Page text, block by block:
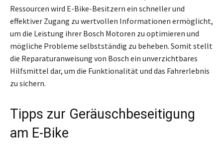
Ressourcen wird E-Bike-Besitzern ein schneller und
effektiver Zugang zu wertvollen Informationen ermöglicht,
um die Leistung ihrer Bosch Motoren zu optimieren und
mögliche Probleme selbstständig zu beheben. Somit stellt
die Reparaturanweisung von Bosch ein unverzichtbares
Hilfsmittel dar, um die Funktionalität und das Fahrerlebnis
zu sichern.
Tipps zur Geräuschbeseitigung
am E-Bike